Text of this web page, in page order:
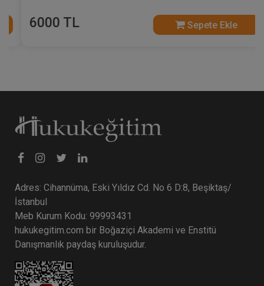
6000 TL Sepete Ekle
Adres: Cihannüma, Eski Yıldız Cd. No 6 D:8, Beşiktaş/
İstanbul
Meb Kurum Kodu: 99993431
hukukegitim.com bir Boğaziçi Akademi ve Enstitü
Danışmanlık paydaş kuruluşudur.